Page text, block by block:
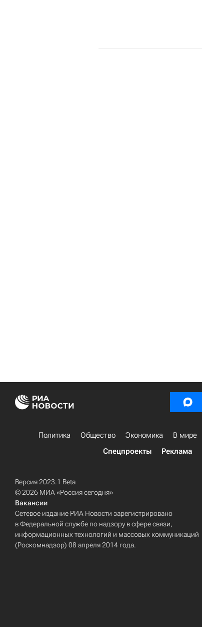
Политика Общество Экономика В мире
Спецпроекты
Реклама
Версия 2023.1 Beta
© 2026 МИА «Россия сегодня»
Вакансии
Сетевое издание РИА Новости зарегистрировано
в Федеральной службе по надзору в сфере связи,
информационных технологий и массовых коммуникаций
(Роскомнадзор) 08 апреля 2014 года.